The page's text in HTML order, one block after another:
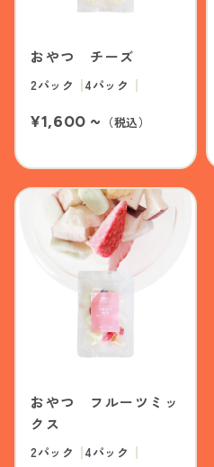
おやつ チーズ
2パック 4パック
¥1,600 ~ （税込）
おやつ フルーツミッ
クス
2パック 4パック